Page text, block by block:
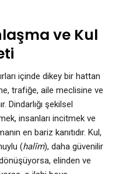
ve Kul
içinde dikey bir hattan
trafiğe, aile meclisine ve
Dindarlığı şekilsel
insanları incitmek ve
en bariz kanıtıdır. Kul,
(halîm), daha güvenilir
elinden ve